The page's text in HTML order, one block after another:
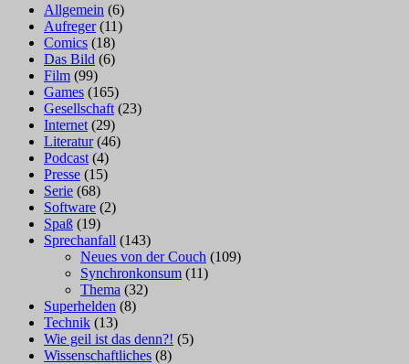
Allgemein (6)
Aufreger(11)
Comics (18)
Das Bild (6)
Film (99)
Games (165)
Gesellschaft (23)
Internet (29)
Literatur(46)
Podcast (4)
Presse (15)
Serie (68)
Software (2)
Spaß (19)
Sprechanfall (143)
Neues von der Couch (109)
Synchronkonsum (11)
Thema (32)
Superhelden (8)
Technik (13)
Wie geil ist das denn?! (5)
Wissenschaftliches (8)